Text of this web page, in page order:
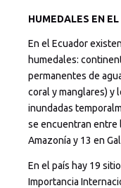
HUMEDALES EN
En el Ecuador
humedales:
permanentes de
coral y manglares) y
inundadas
se encuentran entre
Amazonía y 13 en
En el país hay 19
Importancia